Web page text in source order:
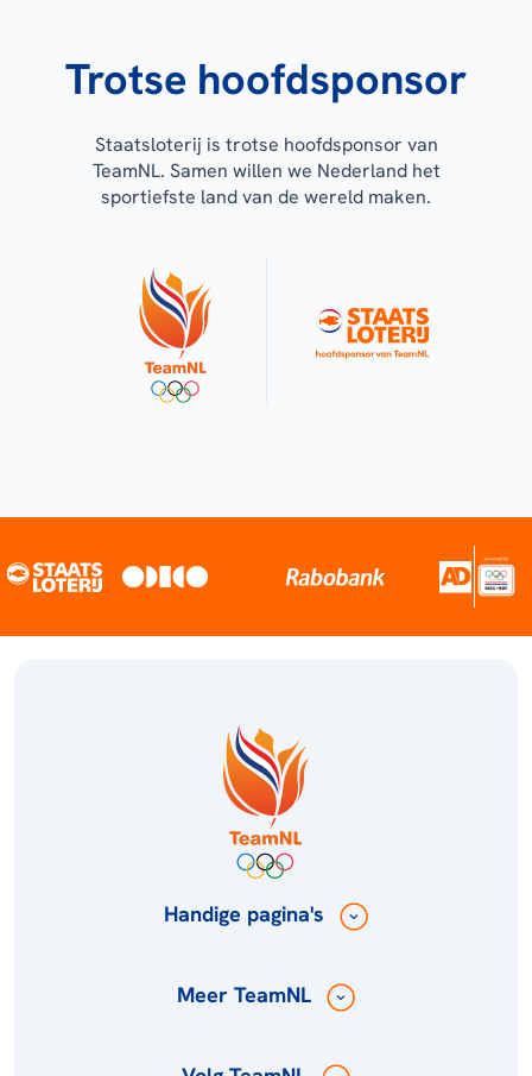
Trotse hoofdsponsor
Staatsloterij is trotse hoofdsponsor van
TeamNL. Samen willen we Nederland het
sportiefste land van de wereld maken.
Handige pagina's
Meer TeamNL